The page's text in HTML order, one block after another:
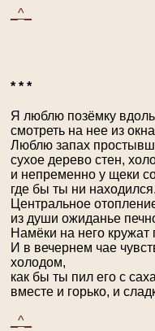
_^_
* * *
Я люблю позёмку
смотреть на нее из
Люблю запах
сухое дерево стен,
и непременно у щеки
где бы ты ни находился.
Центральное
из души ожиданье
Намёки на него кружат
И в вечернем чае
холодом,
как бы ты пил его с
вместе и горько, и
_^_